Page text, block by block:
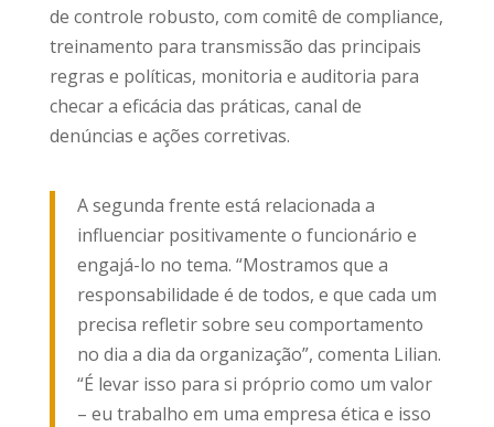
de controle robusto, com comitê de compliance,
treinamento para transmissão das principais
regras e políticas, monitoria e auditoria para
checar a eficácia das práticas, canal de
denúncias e ações corretivas.
A segunda frente está relacionada a
influenciar positivamente o funcionário e
engajá-lo no tema. “Mostramos que a
responsabilidade é de todos, e que cada um
precisa refletir sobre seu comportamento
no dia a dia da organização”, comenta Lilian.
“É levar isso para si próprio como um valor
– eu trabalho em uma empresa ética e isso